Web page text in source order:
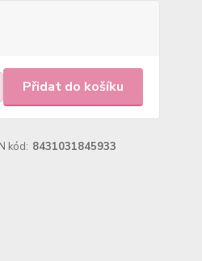
Přidat do košíku
kód: 8431031845933